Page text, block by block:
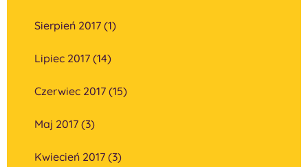
Sierpień 2017 (1)
Lipiec 2017 (14)
Czerwiec 2017 (15)
Maj 2017 (3)
Kwiecień 2017 (3)